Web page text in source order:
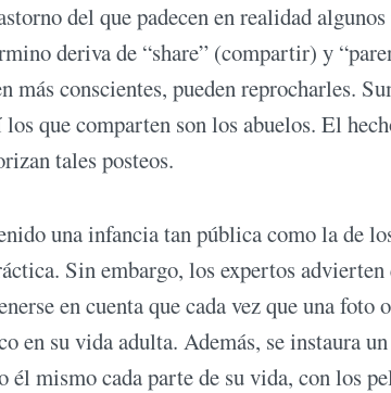
del que padecen en realidad algunos
deriva de “share” (compartir) y
conscientes, pueden reprocharles.
que comparten son los abuelos. El
tales posteos.
una infancia tan pública como la de
Sin embargo, los expertos
en cuenta que cada vez que una foto
en su vida adulta. Además, se instaura
mismo cada parte de su vida, con los